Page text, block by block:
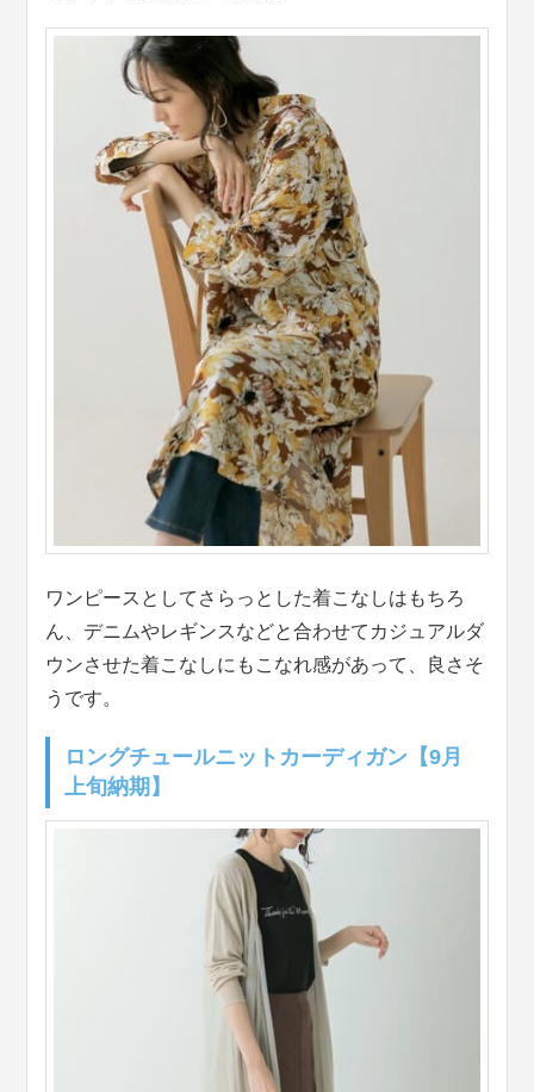
ワンピースとしてさらっとした着こなしはもちろ
ん、デニムやレギンスなどと合わせてカジュアルダ
ウンさせた着こなしにもこなれ感があって、良さそ
うです。
ロングチュールニットカーディガン【9月
上旬納期】